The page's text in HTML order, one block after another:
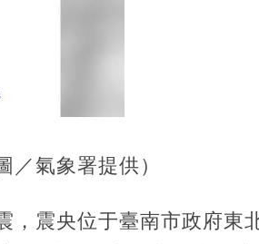
氣象署提供）
，震央位于臺南市政府東